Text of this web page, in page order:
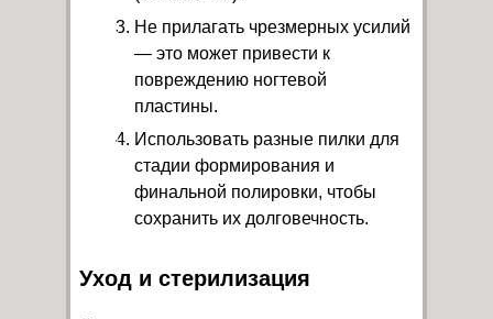
Не прилагать чрезмерных усилий
— это может привести к
повреждению ногтевой
пластины.
Использовать разные пилки для
стадии формирования и
финальной полировки, чтобы
сохранить их долговечность.
Уход и стерилизация